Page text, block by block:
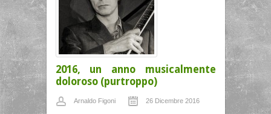
2016, un anno musicalmente
doloroso (purtroppo)
Arnaldo Figoni 26 Dicembre 2016